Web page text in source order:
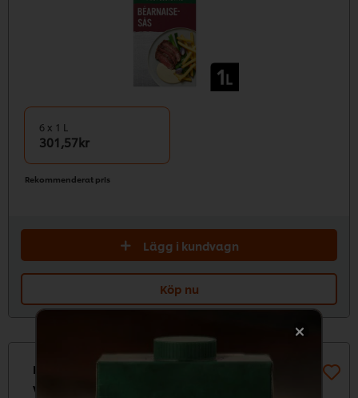
6 x 1 L
301,57kr
Rekommenderat pris
Lägg i kundvagn
Köp nu
Knorr Kryddpasta Dill 2 x 340 g. Nyhet! Lanseras
vecka 33.